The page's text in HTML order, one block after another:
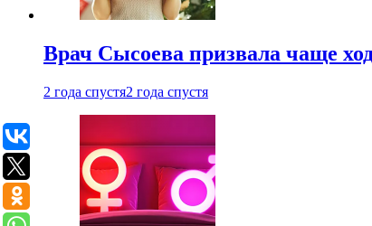
Врач Сысоева призвала чаще
2 года спустя2 года спустя